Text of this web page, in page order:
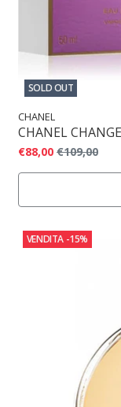
SOLD OUT
CHANEL
CHANEL
€88,00 €109,00
VENDITA -15%